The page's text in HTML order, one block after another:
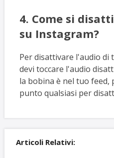
4. Come si
su Instagram?
Per disattivare l'audio di
devi toccare l'audio
la bobina è nel tuo feed,
punto qualsiasi per
Articoli Relativi: